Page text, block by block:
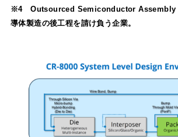
※4 Outsourced Semiconductor Assembly
導体製造の後工程を請け負う企業。